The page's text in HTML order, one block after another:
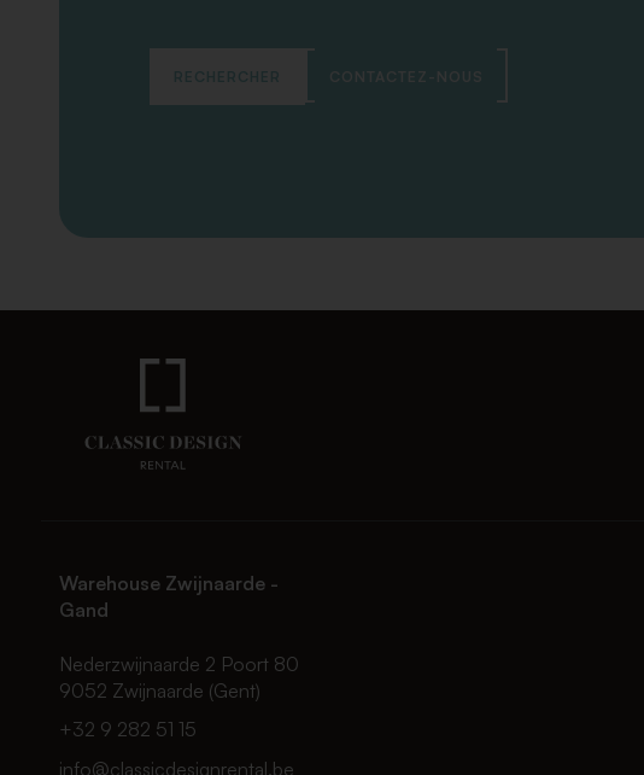
RECHERCHER CONTACTEZ-NOUS
Warehouse Zwijnaarde -
Gand
Nederzwijnaarde 2 Poort 80
9052 Zwijnaarde (Gent)
+32 9 282 51 15
info@classicdesignrental.be